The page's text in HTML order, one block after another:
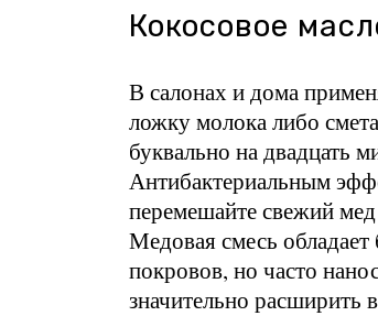
Кокосовое
В салонах и дома
ложку молока либо
буквально на двадцать
Антибактериальным
перемешайте свежий
Медовая смесь
покровов, но часто
значительно расширить